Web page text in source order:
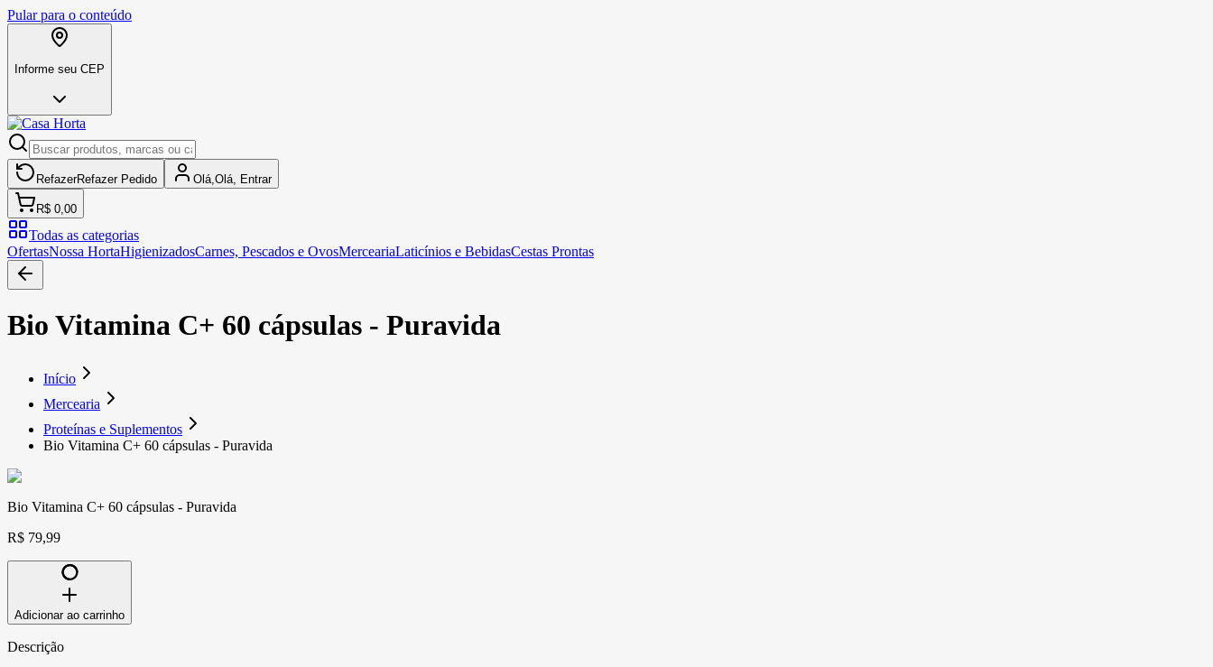
Pular para o conteúdo
Informe seu CEP
RefazerRefazer Pedido Olá, Olá, Entrar
R$ 0,00
Todas as categorias
OfertasNossa HortaHigienizadosCarnes, Pescados e OvosMerceariaLaticínios e BebidasCestas Prontas
Bio Vitamina C+ 60 cápsulas - Puravida
Início
Mercearia
Proteínas e Suplementos
Bio Vitamina C+ 60 cápsulas - Puravida
Bio Vitamina C+ 60 cápsulas - Puravida
R$ 79,99
Adicionar ao carrinho
Descrição